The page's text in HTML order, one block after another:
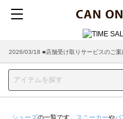
2026/03/18 ■店舗受け取りサービスのご案
シューズの一覧です。 スニーカーやパ